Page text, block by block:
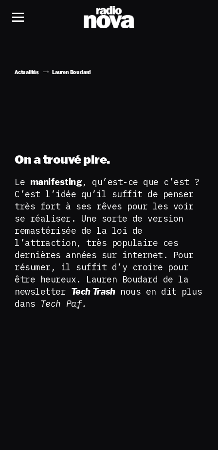
Actualités Lauren Boudard
On a trouvé pire.
Le manifesting, qu’est-ce que c’est ?
C’est l’idée qu’il suffit de penser
très fort à ses rêves pour les voir
se réaliser. Une sorte de version
remastérisée de la loi de
l’attraction, très populaire ces
dernières années sur internet. Pour
résumer, il suffit d’y croire pour
être heureux. Lauren Boudard de la
newsletter Tech Trashnous en dit plus
dans Tech Paf.